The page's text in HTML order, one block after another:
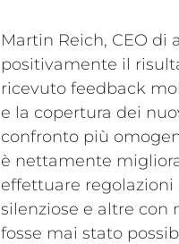
Martin Reich, CEO
positivamente il
ricevuto feedback
e la copertura dei
confronto più
è nettamente
effettuare
silenziose e altre
fosse mai stato